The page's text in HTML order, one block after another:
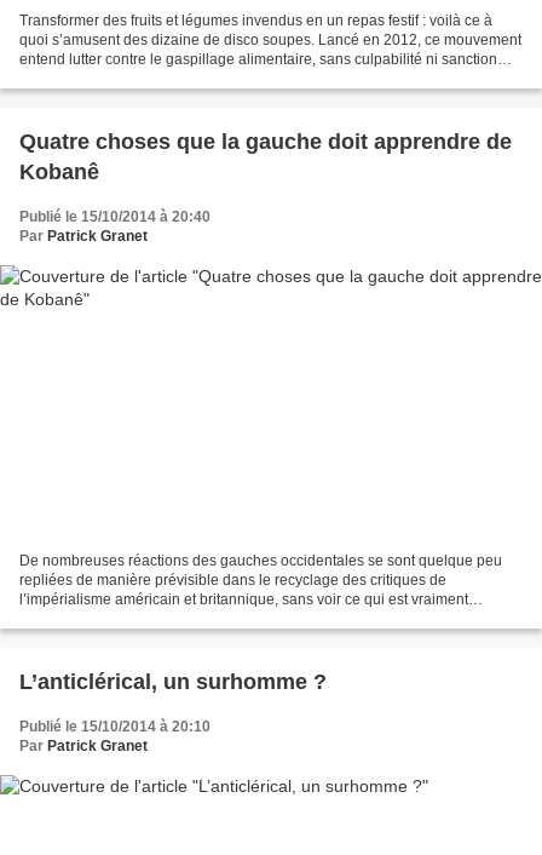
Transformer des fruits et légumes invendus en un repas festif : voilà ce à
quoi s’amusent des dizaine de disco soupes. Lancé en 2012, ce mouvement
entend lutter contre le gaspillage alimentaire, sans culpabilité ni sanction
Quatre choses que la gauche doit apprendre de
Kobanê
Publié le 15/10/2014 à 20:40
Par Patrick Granet
De nombreuses réactions des gauches occidentales se sont quelque peu
repliées de manière prévisible dans le recyclage des critiques de
l’impérialisme américain et britannique, sans voir ce qui est vraiment
L’anticlérical, un surhomme ?
Publié le 15/10/2014 à 20:10
Par Patrick Granet